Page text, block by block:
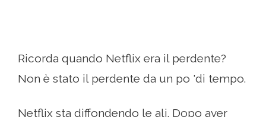
Ricorda quando Netflix era il perdente?
Non è stato il perdente da un po 'di tempo.
Netflix sta diffondendo le ali. Dopo aver